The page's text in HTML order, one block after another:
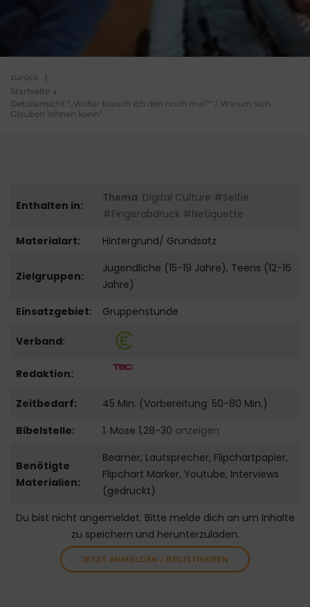
zurück |
Startseite
Detailansicht "„Wofür brauch ich den noch mal?“ / Warum sich
Glauben lohnen kann"
Enthalten in:
Thema: Digital Culture #Selfie
#Fingerabdruck #Netiquette
Materialart:
Hintergrund/ Grundsatz
Zielgruppen:
Jugendliche (15-19 Jahre), Teens (12-16
Jahre)
Einsatzgebiet:
Gruppenstunde
Verband:
Redaktion:
Zeitbedarf:
45 Min. (Vorbereitung: 50-80 Min.)
Bibelstelle:
1. Mose 1,28-30 anzeigen
Benötigte
Materialien:
Beamer, Lautsprecher, Flipchartpapier,
Flipchart Marker, Youtube, Interviews
(gedruckt)
Du bist nicht angemeldet. Bitte melde dich an um Inhalte
zu speichern und herunterzuladen.
JETZT ANMELDEN / REGISTRIEREN